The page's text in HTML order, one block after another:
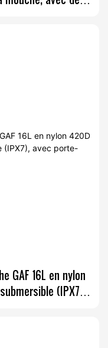
GAF 16L en nylon
(IPX7),